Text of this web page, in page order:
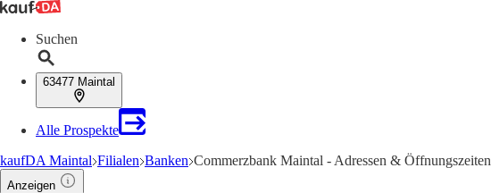
Suchen
63477 Maintal
Alle Prospekte
kaufDA Maintal Filialen Banken Commerzbank Maintal - Adressen & Öffnungszeiten
Anzeigen